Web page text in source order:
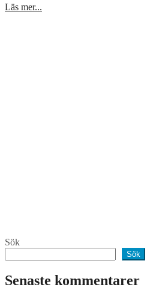
Läs mer...
Sök
Sök
Senaste kommentarer